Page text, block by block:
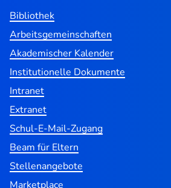
Bibliothek
Arbeitsgemeinschaften
Akademischer Kalender
Institutionelle Dokumente
Intranet
Extranet
Schul-E-Mail-Zugang
Beam für Eltern
Stellenangebote
Marketplace